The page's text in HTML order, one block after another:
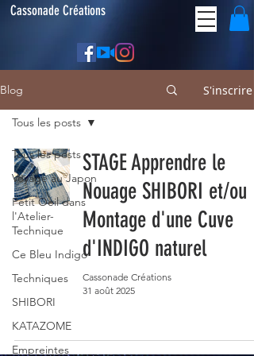
Cassonade Créations
Blog S'inscrire
Tous les posts
Voyage au Japon
Petit Oeil dans
l'Atelier-
Technique
Ce Bleu Indigo
Techniques
SHIBORI
KATAZOME
Empreintes
Tous les posts
STAGE Apprendre le
Nouage SHIBORI et/ou
Montage d'une Cuve
d'INDIGO naturel
Cassonade Créations
31 août 2025